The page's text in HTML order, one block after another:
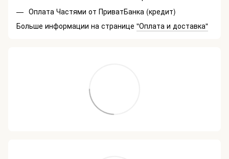
Оплата Частями от ПриватБанка (кредит)
Больше информации на странице "Оплата и доставка"